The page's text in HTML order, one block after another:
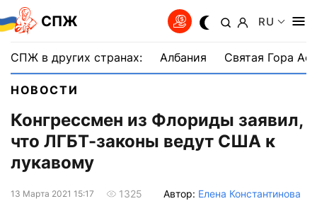
СПЖ RU
СПЖ в других странах: Албания Святая Гора
НОВОСТИ
Конгрессмен из Флориды заявил,
что ЛГБТ-законы ведут США к
лукавому
13 Марта 2021 15:17 1325 Автор: Елена Константинова